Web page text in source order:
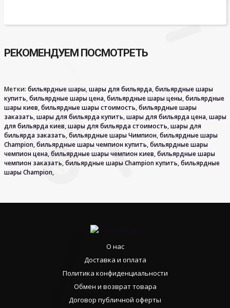
РЕКОМЕНДУЕМ ПОСМОТРЕТЬ
Метки: бильярдные шары,шары для бильярда,бильярдные шары
купить,бильярдные шары цена,бильярдные шары цены,бильярдные
шары киев,бильярдные шары стоимость,бильярдные шары
заказать,шары для бильярда купить,шары для бильярда цена,шары
для бильярда киев,шары для бильярда стоимость,шары для
бильярда заказать,бильярдные шары Чимпион,бильярдные шары
Сhampion,бильярдные шары чемпион купить,бильярдные шары
чемпион цена,бильярдные шары чемпион киев,бильярдные шары
чемпион заказать,бильярдные шары Сhampion купить,бильярдные
шары Сhampion,
О нас
Доставка и оплата
Политика конфиденциальности
Обмен и возврат товара
Договор публичной оферты